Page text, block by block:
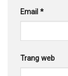
Email *
Trang web